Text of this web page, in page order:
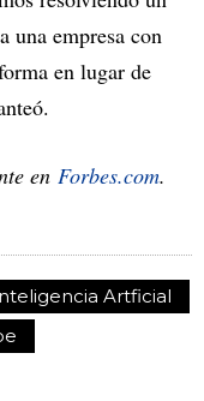
una empresa con
en lugar de
en Forbes.com.
Artficial